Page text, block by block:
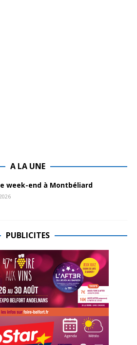
A LA UNE
week-end à Montbéliard
PUBLICITES